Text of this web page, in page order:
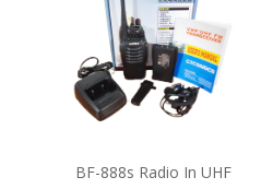
BF-888s Radio In UHF